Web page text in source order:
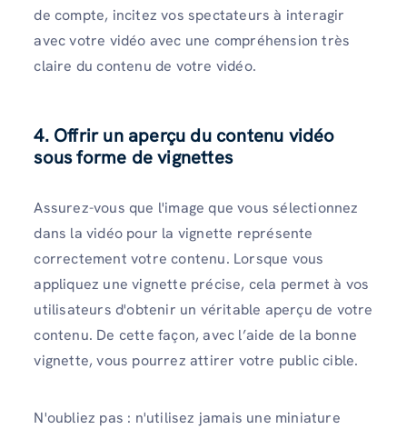
de compte, incitez vos spectateurs à interagir
avec votre vidéo avec une compréhension très
claire du contenu de votre vidéo.
4. Offrir un aperçu du contenu vidéo
sous forme de vignettes
Assurez-vous que l'image que vous sélectionnez
dans la vidéo pour la vignette représente
correctement votre contenu. Lorsque vous
appliquez une vignette précise, cela permet à vos
utilisateurs d'obtenir un véritable aperçu de votre
contenu. De cette façon, avec l’aide de la bonne
vignette, vous pourrez attirer votre public cible.
N'oubliez pas : n'utilisez jamais une miniature